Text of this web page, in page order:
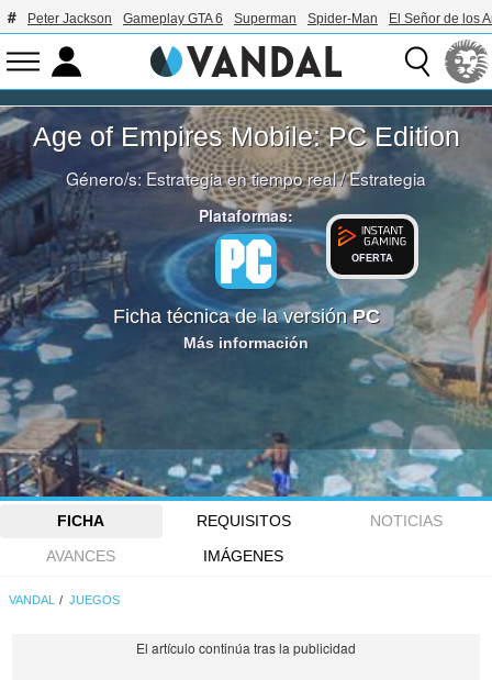
Peter Jackson Gameplay GTA 6 Superman Spider-Man El Señor de los
Age of Empires Mobile: PC Edition
Género/s: Estrategia en tiempo real/Estrategia
Plataformas:
OFERTA
Ficha técnica de la versiónPC
Más información
FICHA REQUISITOS
NOTICIAS
AVANCES
IMÁGENES
VANDAL JUEGOS